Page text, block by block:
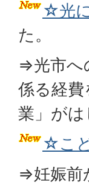
☆光
た。
⇒光市へ
係る経
業」がは
☆こ
⇒妊娠前